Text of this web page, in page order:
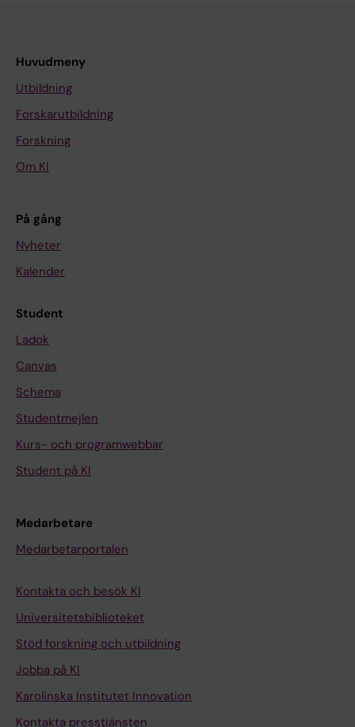
Huvudmeny
Utbildning
Forskarutbildning
Forskning
Om KI
På gång
Nyheter
Kalender
Student
Ladok
Canvas
Schema
Studentmejlen
Kurs- och programwebbar
Student på KI
Medarbetare
Medarbetarportalen
Kontakta och besök KI
Universitetsbiblioteket
Stöd forskning och utbildning
Jobba på KI
Karolinska Institutet Innovation
Kontakta presstjänsten